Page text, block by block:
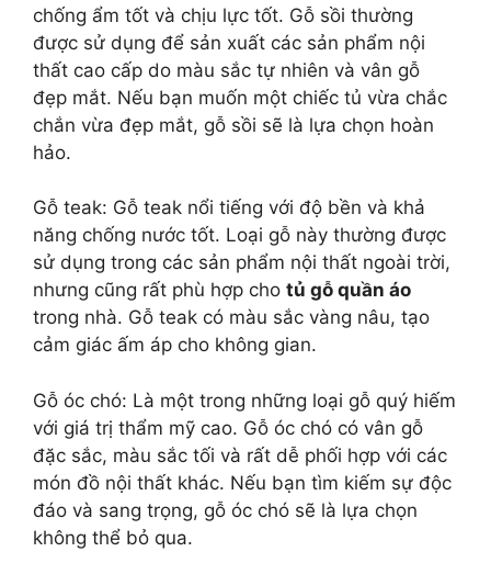
chống ẩm tốt và chịu lực tốt. Gỗ sồi thường
được sử dụng để sản xuất các sản phẩm nội
thất cao cấp do màu sắc tự nhiên và vân gỗ
đẹp mắt. Nếu bạn muốn một chiếc tủ vừa chắc
chắn vừa đẹp mắt, gỗ sồi sẽ là lựa chọn hoàn
hảo.
Gỗ teak: Gỗ teak nổi tiếng với độ bền và khả
năng chống nước tốt. Loại gỗ này thường được
sử dụng trong các sản phẩm nội thất ngoài trời,
nhưng cũng rất phù hợp cho tủ gỗ quần áo
trong nhà. Gỗ teak có màu sắc vàng nâu, tạo
cảm giác ấm áp cho không gian.
Gỗ óc chó: Là một trong những loại gỗ quý hiếm
với giá trị thẩm mỹ cao. Gỗ óc chó có vân gỗ
đặc sắc, màu sắc tối và rất dễ phối hợp với các
món đồ nội thất khác. Nếu bạn tìm kiếm sự độc
đáo và sang trọng, gỗ óc chó sẽ là lựa chọn
không thể bỏ qua.